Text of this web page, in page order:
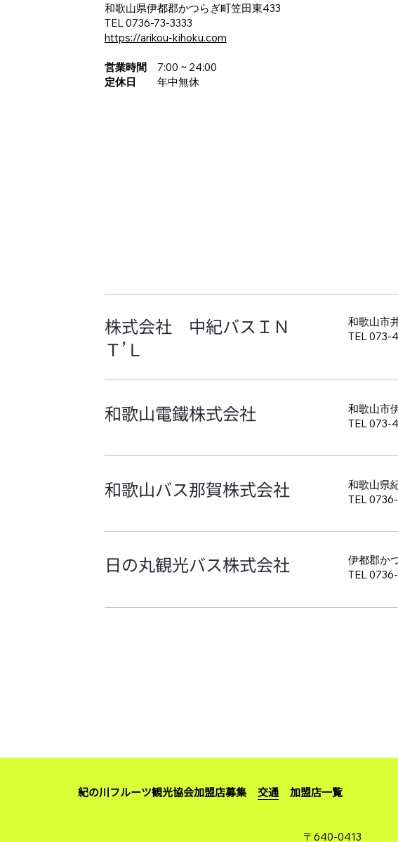
和歌山県伊都郡かつらぎ町笠田東433
TEL 0736-73-3333
https://arikou-kihoku.com
営業時間7:00 ~ 24:00
定休日 年中無休
株式会社 中紀バスＩＮ
Ｔ’Ｌ
和歌山市
TEL 073-
和歌山電鐵株式会社
和歌山市
TEL 073-
和歌山バス那賀株式会社
和歌山県
TEL
日の丸観光バス株式会社
伊都郡か
TEL
紀の川フルーツ観光協会加盟店募集 交通 加盟店一覧
〒640-0413